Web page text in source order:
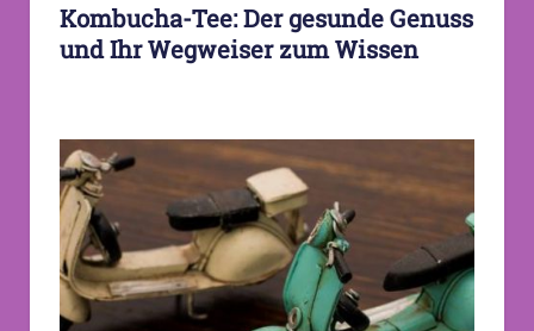
Kombucha-Tee: Der gesunde Genuss
und Ihr Wegweiser zum Wissen